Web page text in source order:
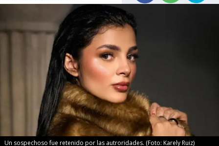
Un sospechoso fue retenido por las autroridades. (Foto: Karely Ruiz)